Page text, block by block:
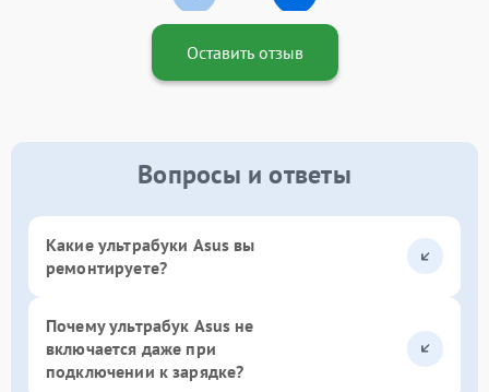
Оставить отзыв
Вопросы и ответы
Какие ультрабуки Asus вы
ремонтируете?
Почему ультрабук Asus не
включается даже при
подключении к зарядке?